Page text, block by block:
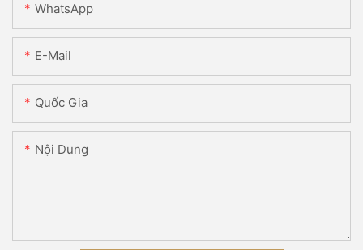
WhatsApp
E-Mail
Quốc Gia
Nội Dung